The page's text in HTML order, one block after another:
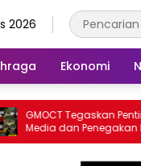
2026
Ekonomi
Tegaskan
dan Penegakan
Depan Kabupaten